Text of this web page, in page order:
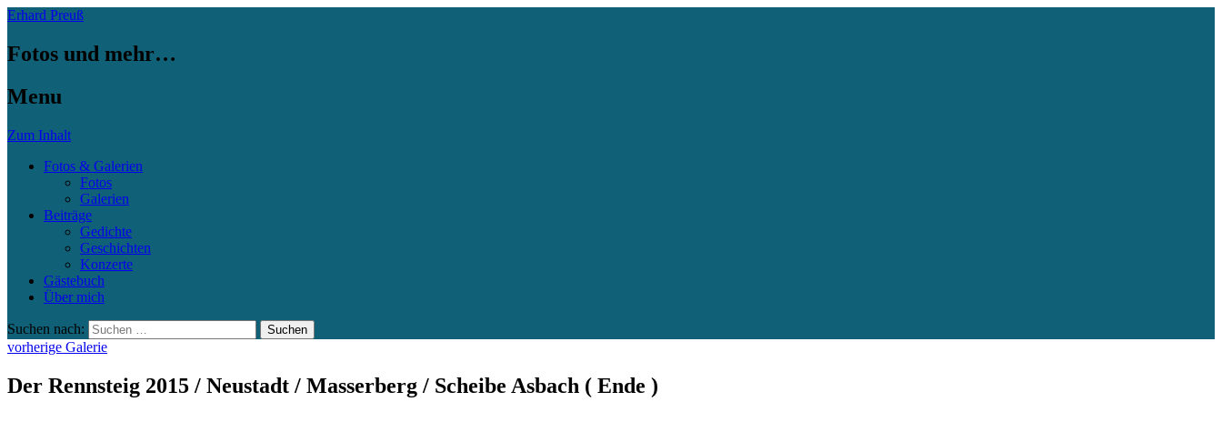
Erhard Preuß
Fotos und mehr…
Menu
Zum Inhalt
Fotos & Galerien
Fotos
Galerien
Beiträge
Gedichte
Geschichten
Konzerte
Gästebuch
Über mich
Suchen nach:
vorherige Galerie
Der Rennsteig 2015 / Neustadt / Masserberg / Scheibe Asbach ( Ende )